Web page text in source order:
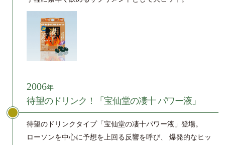
2006年
待望のドリンク！「宝仙堂の凄十 パワー液」
待望のドリンクタイプ「宝仙堂の凄十パワー液」登場。
ローソンを中心に予想を上回る反響を呼び、
爆発的なヒッ